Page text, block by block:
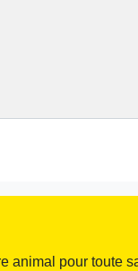
animal pour toute